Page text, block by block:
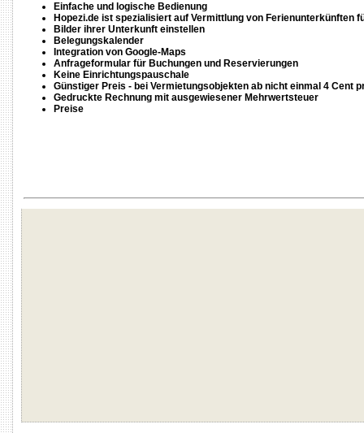
Einfache und logische Bedienung
Hopezi.de ist spezialisiert auf Vermittlung von Ferienunterkünften
Bilder ihrer Unterkunft einstellen
Belegungskalender
Integration von Google-Maps
Anfrageformular für Buchungen und Reservierungen
Keine Einrichtungspauschale
Günstiger Preis - bei Vermietungsobjekten ab nicht einmal 4 Cent
Gedruckte Rechnung mit ausgewiesener Mehrwertsteuer
Preise